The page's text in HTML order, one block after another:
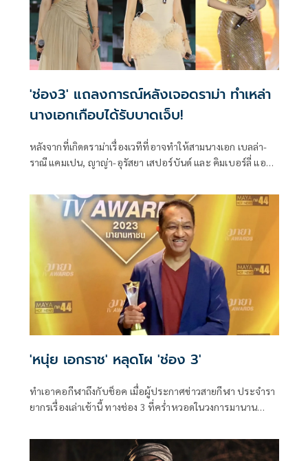
'ช่อง3' แถลงการณ์หลังเจอดราม่า ทำเหล่า
นางเอกเกือบได้รับบาดเจ็บ!
หลังจากที่เกิดดราม่าเรื่องเวทีที่อาจทำให้สามนางเอก เบลล่า-
ราณี แคมเปน, ญาญ่า-อุรัสยา เสปอร์บันด์ และ คิมเบอร์ลี่ แอน
นางเอกต้องปีนขึ้นเวทีที่กำลังยกขึ้นสูงเพราะกลัวจะไม่ทันคิวที่
ได้ซ้อมไว้ ทั้งๆที่ใส่ส้นสูงและกระโปรงยาว ทำให้หลายคนไม่
สบายใจและทวงถามความปลอดภัยจากช่องว่าเกิดอะไรขึ้น
ล่าสุดทางช่อง3 ได้โพสต์แถลงการณ์ขออภัยต่อเหตุการณ์ความ
ผิดพลาดที่เกิดขึ้นในมหกรรมฉลองครบรอบ 56 ปี ช่อง 3 Land
Dom เมื่อวานนี้แล้ว
'หนุ่ย เอกราช' หลุดโผ 'ช่อง 3'
ทำเอาคอกีฬาถึงกับช็อค เมื่อผู้ประกาศข่าวสายกีฬา ประจำรา
ยากรเรื่องเล่าเช้านี้ ทางช่อง 3 ที่คร่ำหวอดในวงการมานาน
ผ่านช่องทางโซเซียลมีเดียของตัวเองว่า ไม่ได้อ่านข่าวที่รายการ
เรื่องเล่าเช้านี้แล้ว เพราะหมดสัญญา